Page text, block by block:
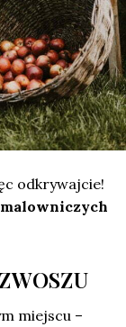
odkrywajcie!
malowniczych
miejscu –